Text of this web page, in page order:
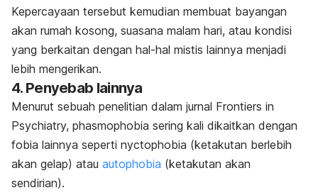
Kepercayaan tersebut kemudian membuat bayangan
akan rumah kosong, suasana malam hari, atau kondisi
yang berkaitan dengan hal-hal mistis lainnya menjadi
lebih mengerikan.
4. Penyebab lainnya
Menurut sebuah penelitian dalam jurnal Frontiers in
Psychiatry, phasmophobia sering kali dikaitkan dengan
fobia lainnya seperti nyctophobia (ketakutan berlebih
akan gelap) atau autophobia (ketakutan akan
sendirian).